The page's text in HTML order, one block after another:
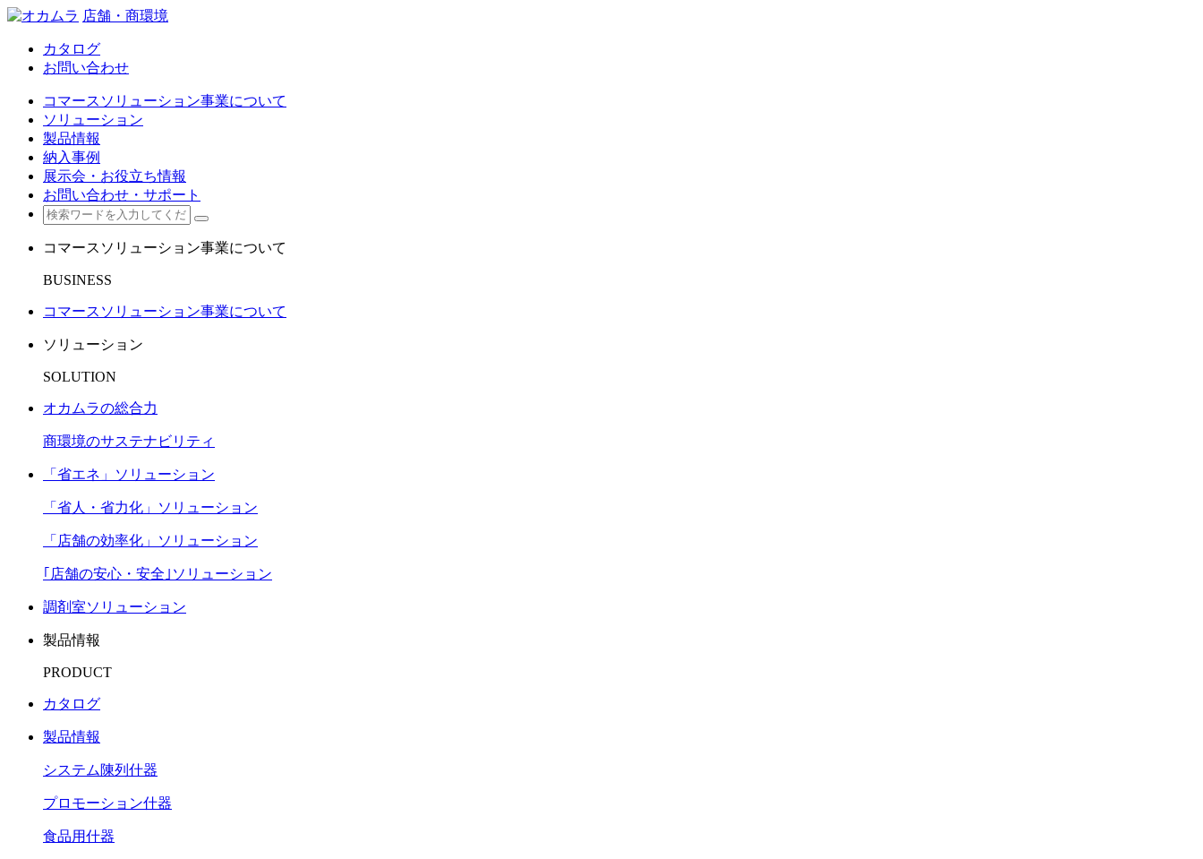
店舗・商環境
カタログ
お問い合わせ
コマースソリューション事業について
ソリューション
製品情報
納入事例
展示会・お役立ち情報
お問い合わせ・サポート
コマースソリューション事業について
BUSINESS
コマースソリューション事業について
ソリューション
SOLUTION
オカムラの総合力
商環境のサステナビリティ
「省エネ」ソリューション
「省人・省力化」ソリューション
「店舗の効率化」ソリューション
｢店舗の安心・安全｣ソリューション
調剤室ソリューション
製品情報
PRODUCT
カタログ
製品情報
システム陳列什器
プロモーション什器
食品用什器